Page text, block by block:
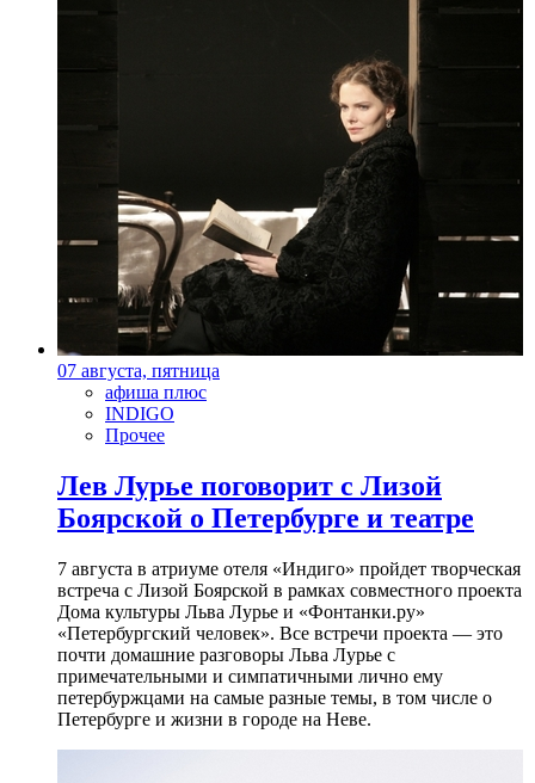
07 августа, пятница
афиша плюс
INDIGO
Прочее
Лев Лурье поговорит с Лизой
Боярской о Петербурге и театре
7 августа в атриуме отеля «Индиго» пройдет творческая
встреча с Лизой Боярской в рамках совместного проекта
Дома культуры Льва Лурье и «Фонтанки.ру»
«Петербургский человек». Все встречи проекта — это
почти домашние разговоры Льва Лурье с
примечательными и симпатичными лично ему
петербуржцами на самые разные темы, в том числе о
Петербурге и жизни в городе на Неве.